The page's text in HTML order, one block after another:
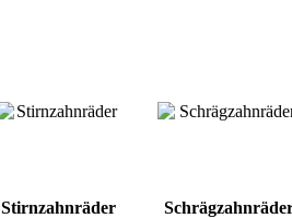
Stirnzahnräder